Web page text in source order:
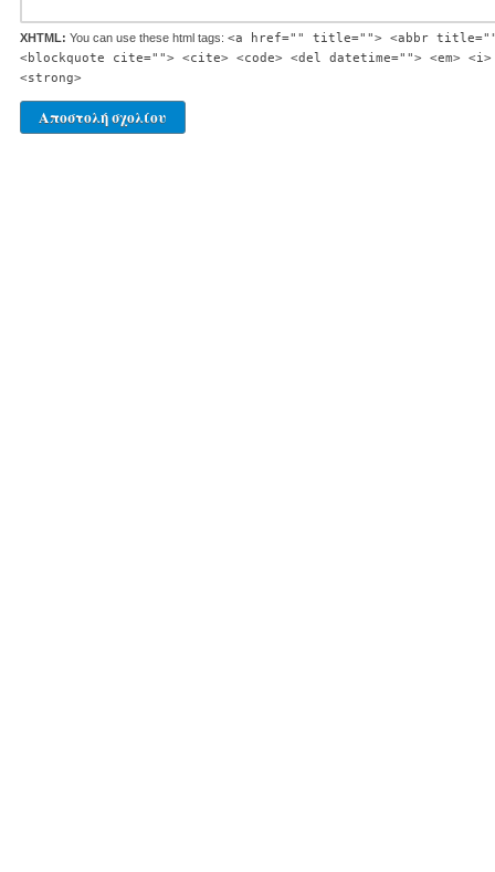
XHTML: You can use these html tags: <a href="" title=""> <abbr
<blockquote cite=""> <cite> <code> <del datetime=""> <em>
<strong>